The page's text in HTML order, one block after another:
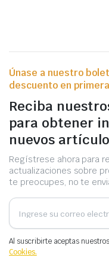
Únase a nuestro
descuento en
Reciba
para obtener
nuevos
Regístrese ahora para
actualizaciones sobre
te preocupes, no te
Al suscribirte aceptas
Cookies.